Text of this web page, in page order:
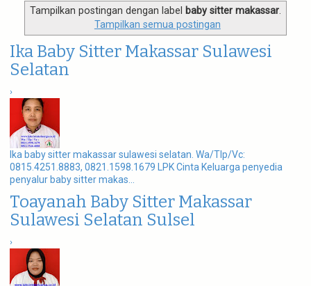
a
t
i
o
Tampilkan postingan dengan label baby sitter makassar
Tampilkan semua postingan
Ika Baby Sitter Makassar Sulawesi
Selatan
›
Ika baby sitter makassar sulawesi selatan. Wa/Tlp/Vc:
0815.4251.8883, 0821.1598.1679 LPK Cinta Keluarga penyedia
penyalur baby sitter makas...
Toayanah Baby Sitter Makassar
Sulawesi Selatan Sulsel
›